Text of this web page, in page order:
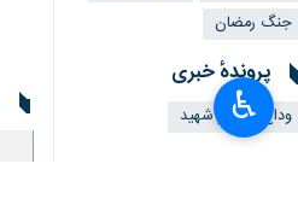
جنگ رمضان
پروندهٔ خبری
وداع با رهبر شهید
♿︎